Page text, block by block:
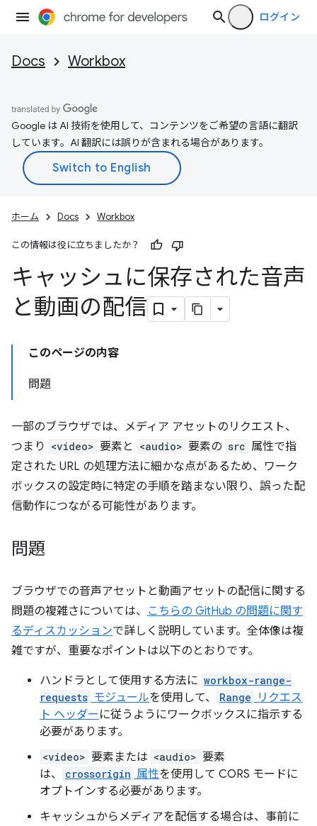
ログイン
Docs Workbox
Google は AI 技術を使用して、コンテンツをご希望の言語に翻訳
しています。AI 翻訳には誤りが含まれる場合があります。
ホーム Docs Workbox
この情報は役に立ちましたか？
キャッシュに保存された音声
と動画の配信
このページの内容
問題
一部のブラウザでは、メディア アセットのリクエスト、
つまり
<video> 要素と <audio> 要素の src 属性で指
定された URL の処理方法に細かな点があるため、ワーク
ボックスの設定時に特定の手順を踏まない限り、誤った配
信動作につながる可能性があります。
問題
ブラウザでの音声アセットと動画アセットの配信に関する
問題の複雑さについては、 こちらの GitHub の問題に関す
るディスカッションで詳しく説明しています。全体像は複
雑ですが、重要なポイントは以下のとおりです。
ハンドラとして使用する方法に workbox-range-
requests モジュールを使用して、 Range
リクエス
ト ヘッダー に従うようにワークボックスに指示する
必要があります。
<video> 要素または <audio> 要素
は、
crossorigin 属性を使用して CORS モードに
オプトインする必要があります。
キャッシュからメディアを配信する場合は、事前に